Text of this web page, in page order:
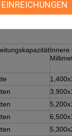
EINREICHUNGEN
Staub saugen
Innere